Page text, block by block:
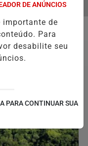
VÍDEO MENINO DE 7
MENU
DE ANÚNCIOS
de
Para
desabilite seu
PARA CONTINUAR SUA